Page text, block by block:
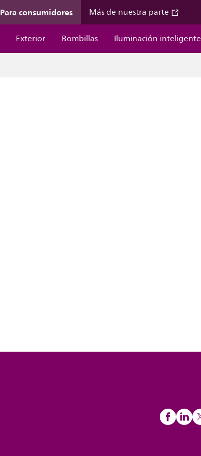
Para consumidores Más de nuestra parte
Exterior Bombillas Iluminación inteligente